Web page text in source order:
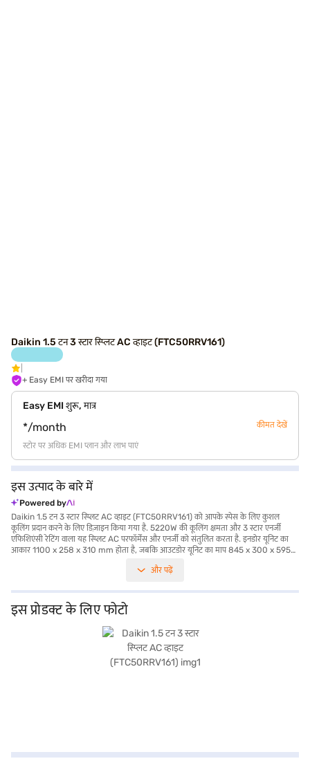
Daikin 1.5 टन 3 स्टार स्प्लिट AC व्हाइट (FTC50RRV161)
+ Easy EMI पर खरीदा गया
Easy EMI शुरू, मात्र
*/month कीमत देखें
स्टोर पर अधिक EMI प्लान और लाभ पाएं
इस उत्पाद के बारे में
Powered by
Daikin 1.5 टन 3 स्टार स्प्लिट AC व्हाइट (FTC50RRV161) को आपके स्पेस के लिए कुशल
कूलिंग प्रदान करने के लिए डिज़ाइन किया गया है. 5220W की कूलिंग क्षमता और 3 स्टार एनर्जी
एफिशिएंसी रेटिंग वाला यह स्प्लिट AC परफॉर्मेंस और एनर्जी को संतुलित करता है. इनडोर यूनिट का
आकार 1100 x 258 x 310 mm होता है, जबकि आउटडोर यूनिट का माप 845 x 300 x 595
लेकिन AC प्रोडक्ट पर 1-वर्ष की मैन्युफैक्चरर वारंटी और कंप्रेसर पर 5 वर्ष की वारंटी के साथ आता है,
प्रभावशीलता के बीच संतुलन चाहते हैं. इसकी बिजली की खपत 1605 W है. अपनी खरीदारी करने के
लिए बजाज फाइनेंस के विकल्प देखें या पार्टनर स्टोर पर जाएं और आसान EMI का लाभ उठाएं.
और पढ़ें
इस प्रोडक्ट के लिए फोटो